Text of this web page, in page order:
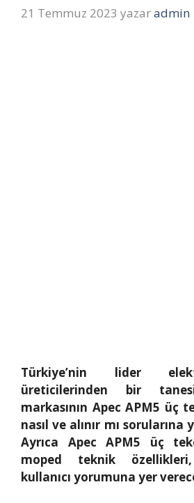
21 Temmuz 2023 yazaradmin
Türkiye’nin lider
üreticilerinden bir
markasının Apec APM5 üç
nasıl ve alınır mı sorularına
Ayrıca Apec APM5 üç
moped teknik
kullanıcı yorumuna yer